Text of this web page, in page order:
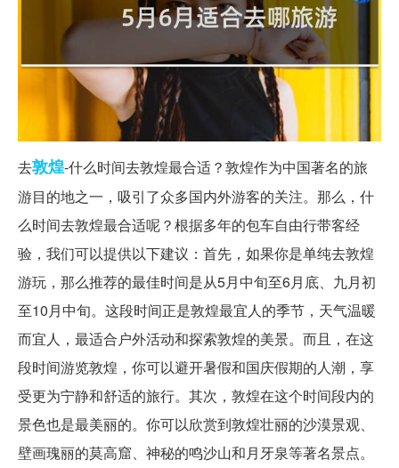
去敦煌-什么时间去敦煌最合适？敦煌作为中国著名的旅
游目的地之一，吸引了众多国内外游客的关注。那么，什
么时间去敦煌最合适呢？根据多年的包车自由行带客经
验，我们可以提供以下建议：首先，如果你是单纯去敦煌
游玩，那么推荐的最佳时间是从5月中旬至6月底、九月初
至10月中旬。这段时间正是敦煌最宜人的季节，天气温暖
而宜人，最适合户外活动和探索敦煌的美景。而且，在这
段时间游览敦煌，你可以避开暑假和国庆假期的人潮，享
受更为宁静和舒适的旅行。其次，敦煌在这个时间段内的
景色也是最美丽的。你可以欣赏到敦煌壮丽的沙漠景观、
壁画瑰丽的莫高窟、神秘的鸣沙山和月牙泉等著名景点。